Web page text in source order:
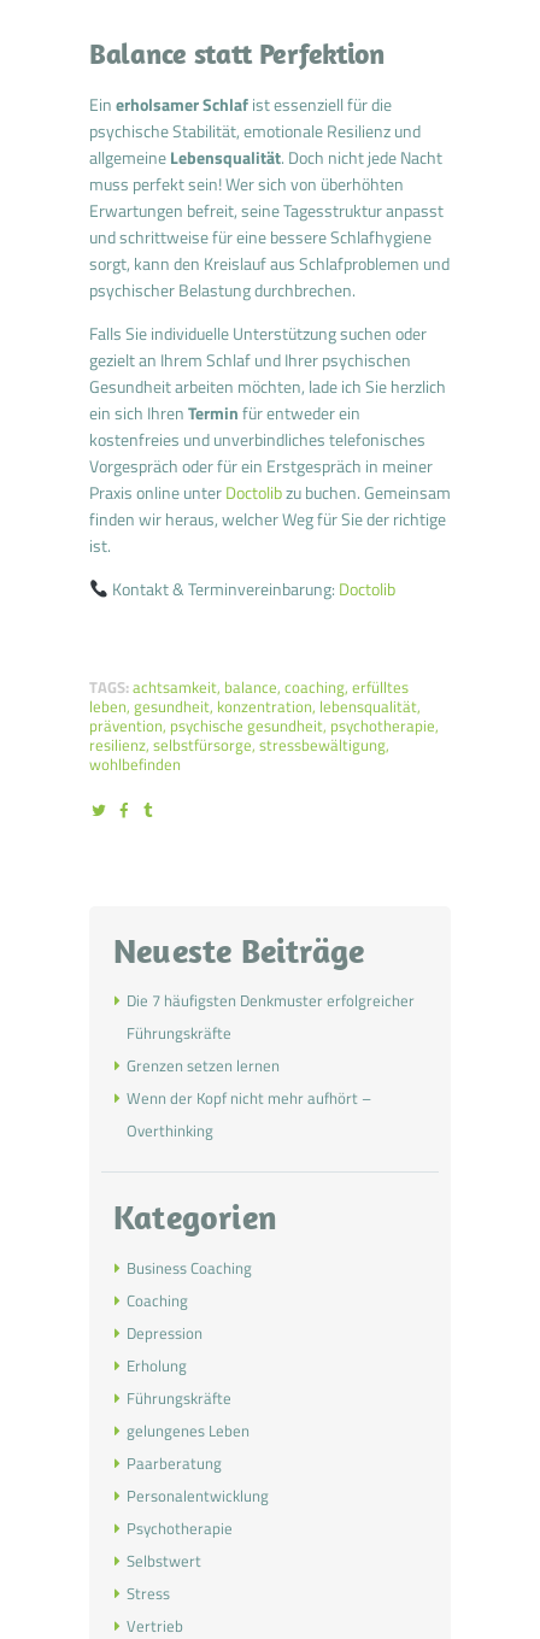
Balance statt Perfektion
Einerholsamer Schlafist essenziell für die
psychische Stabilität, emotionale Resilienz und
allgemeineLebensqualität. Doch nicht jede Nacht
muss perfekt sein! Wer sich von überhöhten
Erwartungen befreit, seine Tagesstruktur anpasst
und schrittweise für eine bessere Schlafhygiene
sorgt, kann den Kreislauf aus Schlafproblemen und
psychischer Belastung durchbrechen.
Falls Sie individuelle Unterstützung suchen oder
gezielt an Ihrem Schlaf und Ihrer psychischen
Gesundheit arbeiten möchten, lade ich Sie herzlich
ein sich IhrenTerminfür entweder ein
kostenfreies und unverbindliches telefonisches
Vorgespräch oder für ein Erstgespräch in meiner
Praxis online unterDoctolibzu buchen. Gemeinsam
finden wir heraus, welcher Weg für Sie der richtige
ist.
Kontakt & Terminvereinbarung: Doctolib
TAGS:achtsamkeit, balance, coaching, erfülltes
leben, gesundheit, konzentration, lebensqualität,
prävention, psychische gesundheit, psychotherapie,
resilienz, selbstfürsorge, stressbewältigung,
wohlbefinden
Neueste Beiträge
Die 7 häufigsten Denkmuster erfolgreicher
Führungskräfte
Grenzen setzen lernen
Wenn der Kopf nicht mehr aufhört –
Overthinking
Kategorien
Business Coaching
Coaching
Depression
Erholung
Führungskräfte
gelungenes Leben
Paarberatung
Personalentwicklung
Psychotherapie
Selbstwert
Stress
Vertrieb